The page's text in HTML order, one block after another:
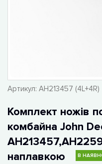
Артикул: AH213457 (4L+4R)
Комплект ножів
комбайна John
наплавкою
В